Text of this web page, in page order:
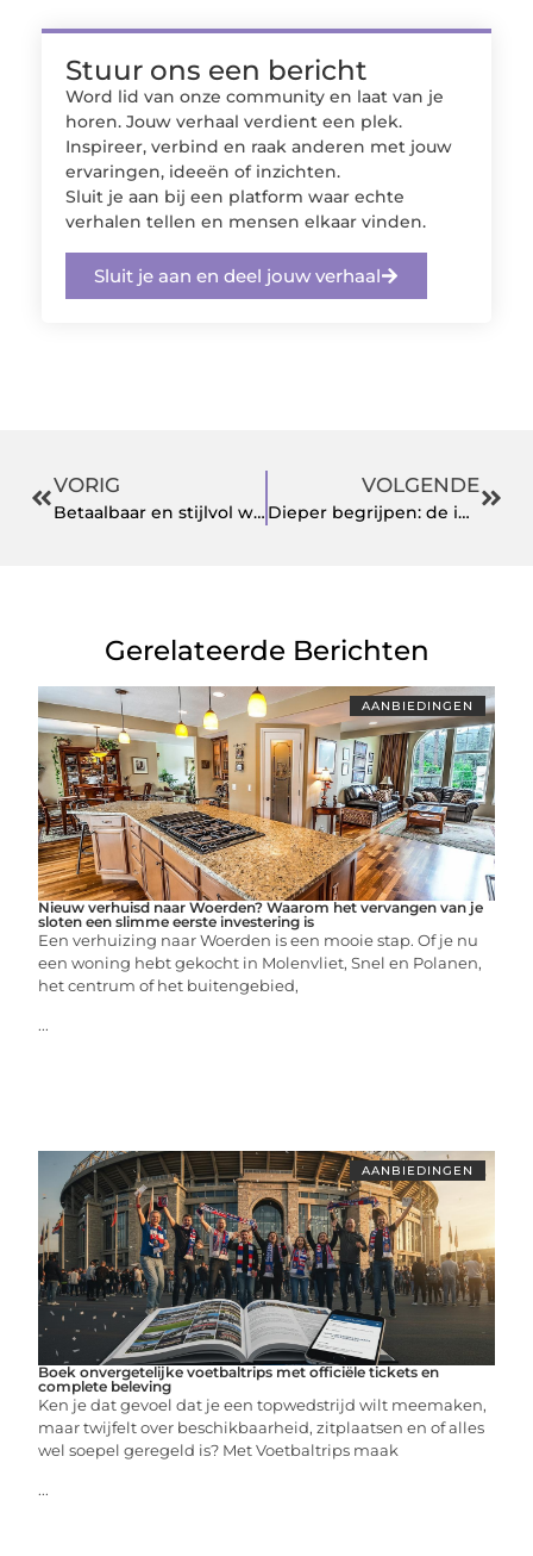
Stuur ons een bericht
Word lid van onze community en laat van je
horen. Jouw verhaal verdient een plek.
Inspireer, verbind en raak anderen met jouw
ervaringen, ideeën of inzichten.
Sluit je aan bij een platform waar echte
verhalen tellen en mensen elkaar vinden.
Sluit je aan en deel jouw verhaal
VORIG
Betaalbaar en stijlvol werkkleding kopen binnen het aanbod bedrijfskleding
VOLGENDE
Dieper begrijpen: de impact van Pred op trauma en hechting
Gerelateerde Berichten
AANBIEDINGEN
Nieuw verhuisd naar Woerden? Waarom het vervangen van je
sloten een slimme eerste investering is
Een verhuizing naar Woerden is een mooie stap. Of je nu
een woning hebt gekocht in Molenvliet, Snel en Polanen,
het centrum of het buitengebied,
...
AANBIEDINGEN
Boek onvergetelijke voetbaltrips met officiële tickets en
complete beleving
Ken je dat gevoel dat je een topwedstrijd wilt meemaken,
maar twijfelt over beschikbaarheid, zitplaatsen en of alles
wel soepel geregeld is? Met Voetbaltrips maak
...